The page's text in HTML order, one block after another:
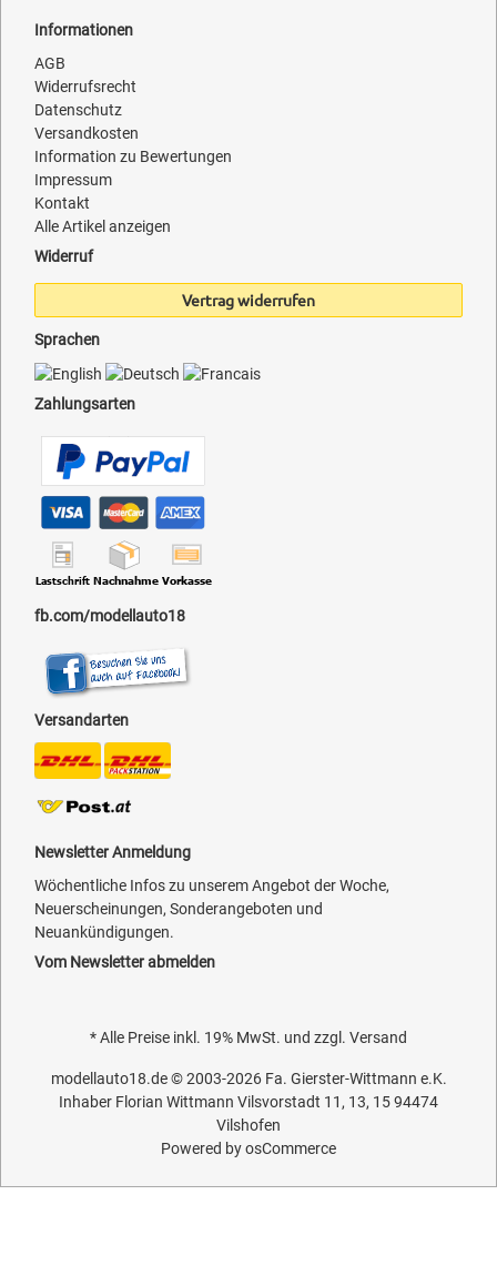
Informationen
AGB
Widerrufsrecht
Datenschutz
Versandkosten
Information zu Bewertungen
Impressum
Kontakt
Alle Artikel anzeigen
Widerruf
Vertrag widerrufen
Sprachen
Zahlungsarten
fb.com/modellauto18
Versandarten
Newsletter Anmeldung
Wöchentliche Infos zu unserem Angebot der Woche,
Neuerscheinungen, Sonderangeboten und
Neuankündigungen.
Vom Newsletter abmelden
* Alle Preise inkl. 19% MwSt. und zzgl. Versand
modellauto18.de© 2003-2026 Fa. Gierster-Wittmann e.K.
Inhaber Florian Wittmann Vilsvorstadt 11, 13, 15 94474
Vilshofen
Powered byosCommerce